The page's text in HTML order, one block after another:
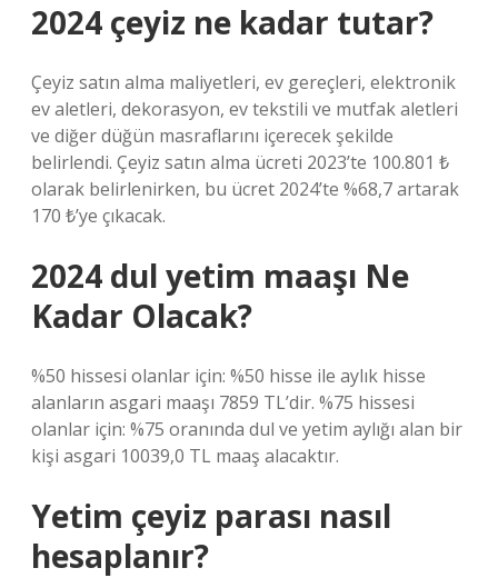
2024 çeyiz ne kadar tutar?
Çeyiz satın alma maliyetleri, ev gereçleri, elektronik
ev aletleri, dekorasyon, ev tekstili ve mutfak aletleri
ve diğer düğün masraflarını içerecek şekilde
belirlendi. Çeyiz satın alma ücreti 2023’te 100.801 ₺
olarak belirlenirken, bu ücret 2024’te %68,7 artarak
170 ₺’ye çıkacak.
2024 dul yetim maaşı Ne
Kadar Olacak?
%50 hissesi olanlar için: %50 hisse ile aylık hisse
alanların asgari maaşı 7859 TL’dir. %75 hissesi
olanlar için: %75 oranında dul ve yetim aylığı alan bir
kişi asgari 10039,0 TL maaş alacaktır.
Yetim çeyiz parası nasıl
hesaplanır?